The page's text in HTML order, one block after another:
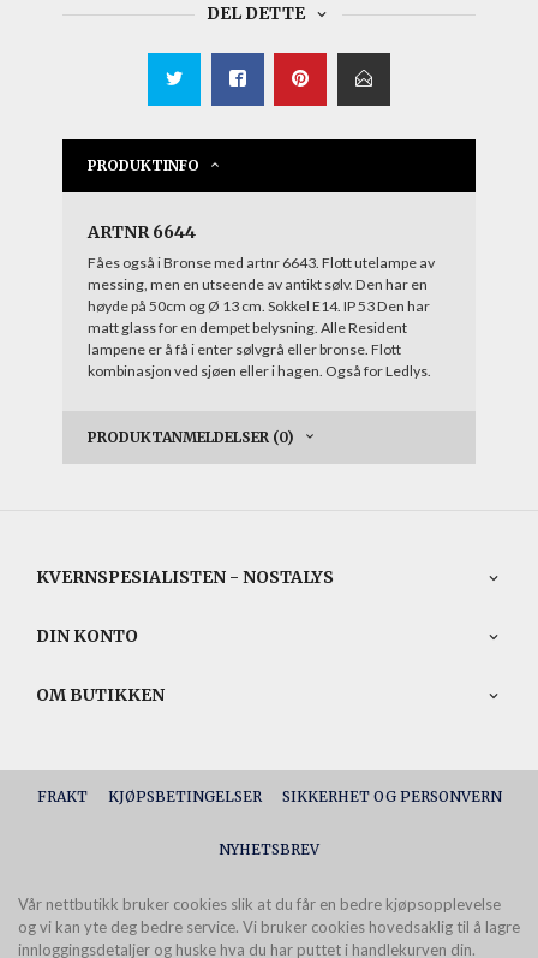
DEL DETTE
PRODUKTINFO
ARTNR 6644
Fåes også i Bronse med artnr 6643. Flott utelampe av
messing, men en utseende av antikt sølv. Den har en
høyde på 50cm og Ø 13 cm. Sokkel E14. IP 53 Den har
matt glass for en dempet belysning. Alle Resident
lampene er å få i enter sølvgrå eller bronse. Flott
kombinasjon ved sjøen eller i hagen. Også for Ledlys.
PRODUKTANMELDELSER (0)
KVERNSPESIALISTEN - NOSTALYS
DIN KONTO
OM BUTIKKEN
FRAKT KJØPSBETINGELSER SIKKERHET OG PERSONVERN
NYHETSBREV
Vår nettbutikk bruker cookies slik at du får en bedre kjøpsopplevelse
og vi kan yte deg bedre service. Vi bruker cookies hovedsaklig til å lagre
innloggingsdetaljer og huske hva du har puttet i handlekurven din.